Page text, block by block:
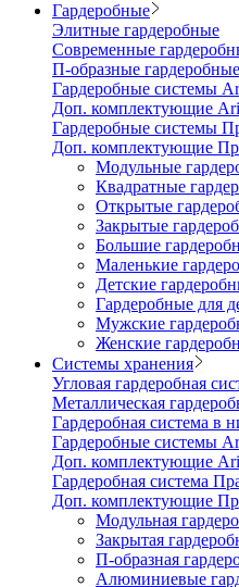
Гардеробные
Элитные гардеробные
Современные
П-образные гардеробные
Гардеробные системы
Доп. комплектующие
Гардеробные системы
Доп. комплектующие
Модульные
Квадратные
Открытые
Закрытые
Большие
Маленькие
Детские
Гардеробные для
Мужские
Женские
Системы хранения
Угловая гардеробная
Металлическая
Гардеробная система в
Гардеробные системы
Доп. комплектующие
Гардеробная система
Доп. комплектующие
Модульная
Закрытая
П-образная
Алюминиевые